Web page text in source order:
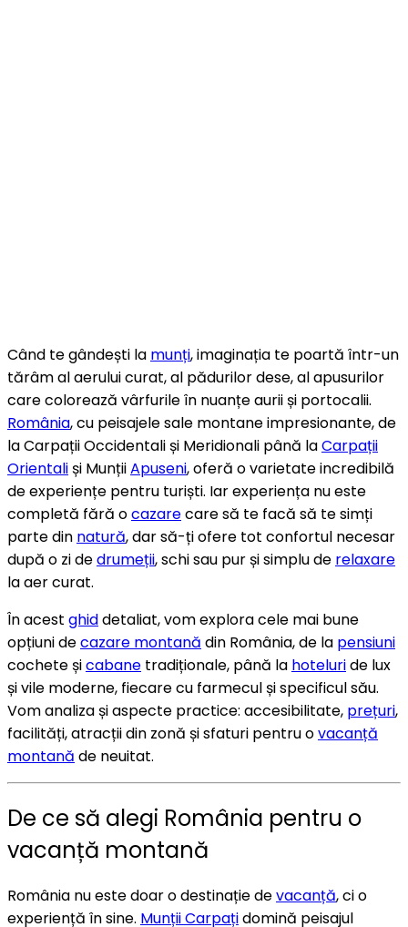
Când te gândești la munți, imaginația te poartă într-un
tărâm al aerului curat, al pădurilor dese, al apusurilor
care colorează vârfurile în nuanțe aurii și portocalii.
România, cu peisajele sale montane impresionante, de
la Carpații Occidentali și Meridionali până laCarpații
Orientaliși MunțiiApuseni, oferă o varietate incredibilă
de experiențe pentru turiști. Iar experiența nu este
completă fără ocazarecare să te facă să te simți
parte din natură, dar să-ți ofere tot confortul necesar
după o zi dedrumeții, schi sau pur și simplu de relaxare
la aer curat.
În acest ghiddetaliat, vom explora cele mai bune
opțiuni decazare montană din România, de la pensiuni
cochete șicabane tradiționale, până la hoteluride lux
și vile moderne, fiecare cu farmecul și specificul său.
Vom analiza și aspecte practice: accesibilitate, prețuri,
facilități, atracții din zonă și sfaturi pentru ovacanță
montană de neuitat.
De ce să alegi România pentru o
vacanță montană
România nu este doar o destinație devacanță, ci o
experiență în sine. Munții Carpațidomină peisajul